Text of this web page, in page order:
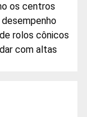
os centros
rolos cônicos
com altas